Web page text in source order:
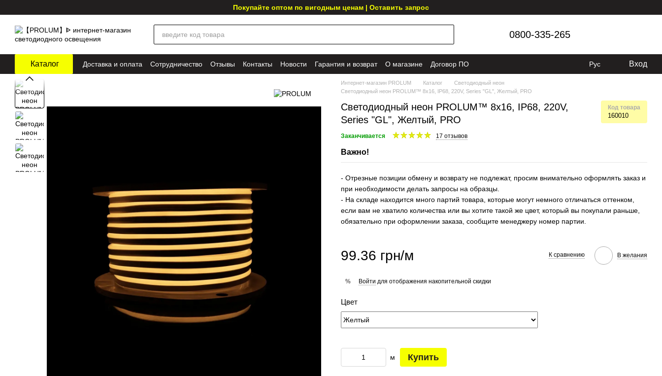
Покупайте оптом по вигодным ценам | Оставить запрос
0800-335-265
Каталог Доставка и оплата Сотрудничество Отзывы Контакты Новости Гарантия и возврат О магазине Договор ПО Рус Вход
Интернет-магазин PROLUM Каталог
Светодиодный неон
Светодиодный неон PROLUM™ 8x16, IP68, 220V, Series "GL", Желтый, PRO
Светодиодный неон PROLUM™ 8x16, IP68, 220V,
Series "GL", Желтый, PRO
Код товара
160010
Заканчивается 17 отзывов
Важно!
- Отрезные позиции обмену и возврату не подлежат, просим внимательно оформлять заказ и
при необходимости делать запросы на образцы.
- На складе находится много партий товара, которые могут немного отличаться оттенком,
если вам не хватило количества или вы хотите такой же цвет, который вы покупали раньше,
обязательно при оформлении заказа, сообщите менеджеру номер партии.
99.36 грн/м К сравнению В желания
% Войти для отображения накопительной скидки
Цвет
м Купить